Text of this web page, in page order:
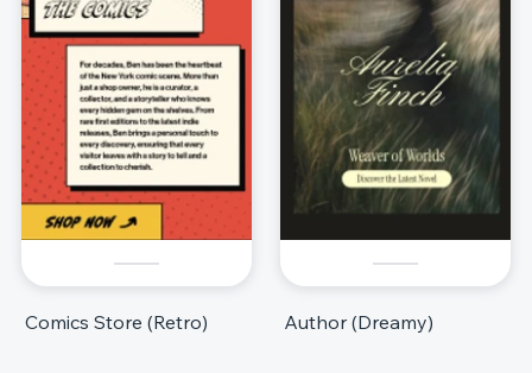
Comics Store (Retro) Author (Dreamy)